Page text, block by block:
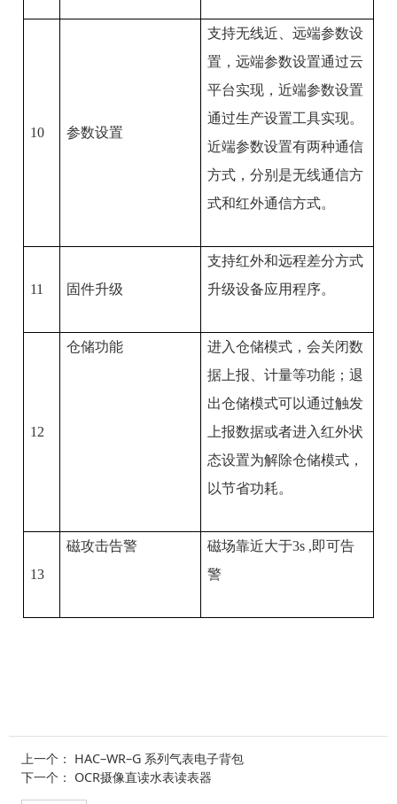
10 参数设置
支持无线近、远端参数设
置，远端参数设置通过云
平台实现，近端参数设置
通过生产设置工具实现。
近端参数设置有两种通信
方式，分别是无线通信方
式和红外通信方式。
11 固件升级
支持红外和远程差分方式
升级设备应用程序。
12
仓储功能
进入仓储模式，会关闭数
据上报、计量等功能；退
出仓储模式可以通过触发
上报数据或者进入红外状
态设置为解除仓储模式，
以节省功耗。
13
磁攻击告警 磁场靠近大于3s ,即可告
警
上一个： HAC–WR–G 系列气表电子背包
下一个： OCR摄像直读水表读表器